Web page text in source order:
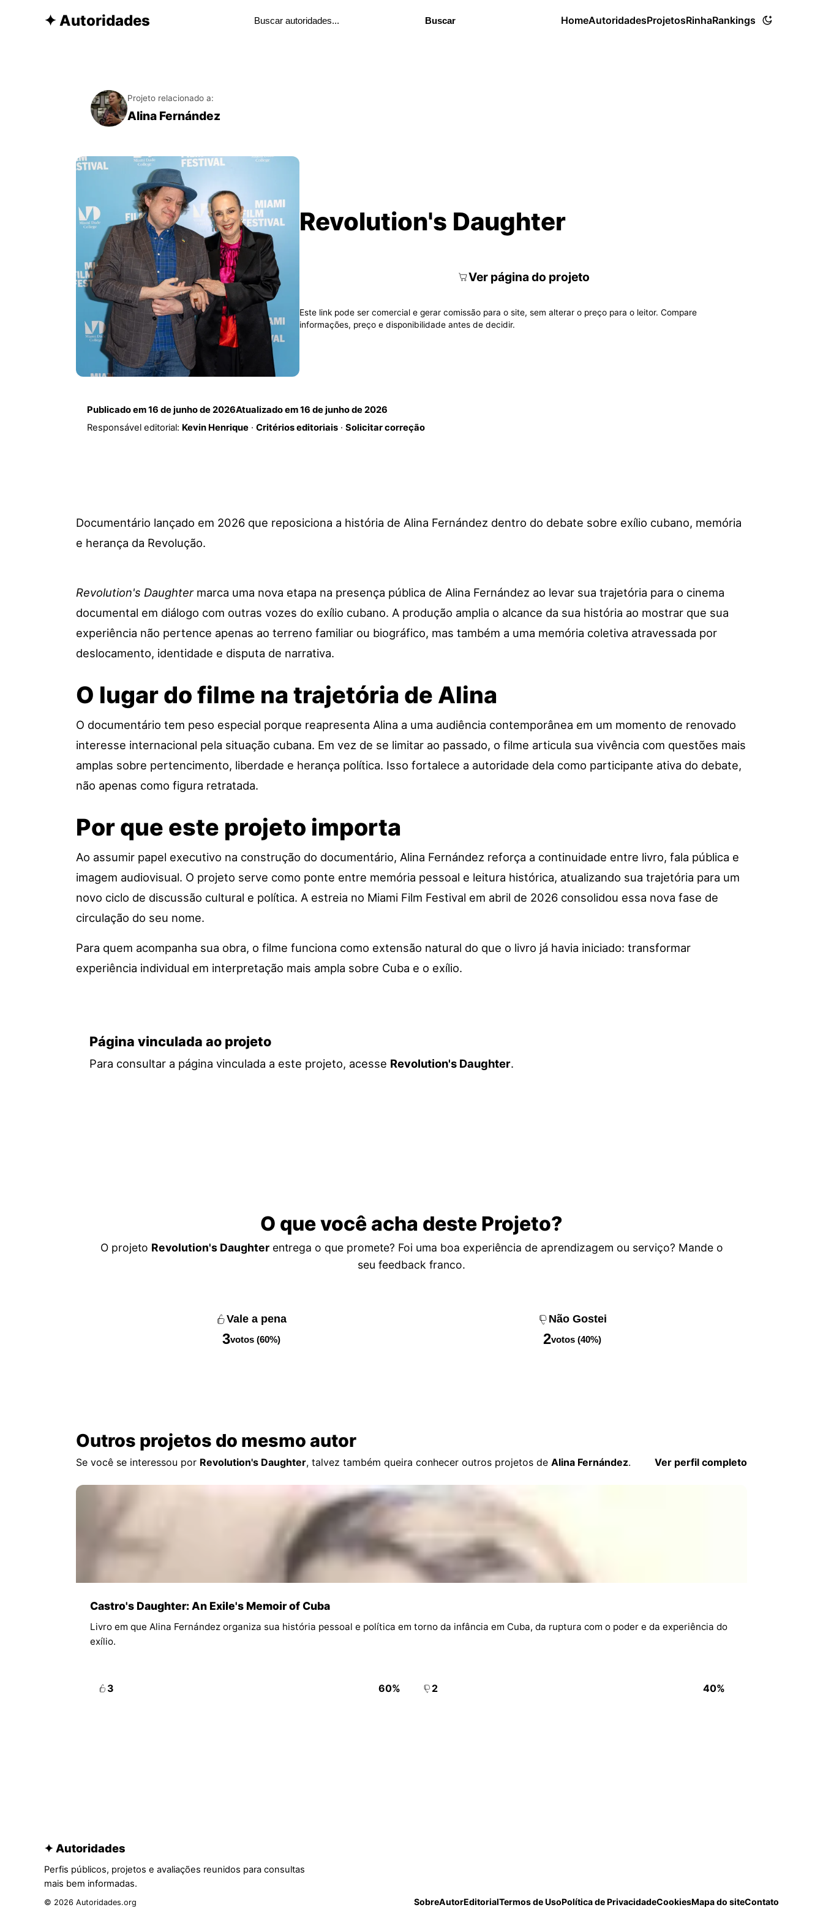
✦ Autoridades Buscar HomeAutoridadesProjetosRinhaRankings
Projeto relacionado a:
Alina Fernández
Revolution's Daughter
Ver página do projeto
Este link pode ser comercial e gerar comissão para o site, sem alterar o preço para o leitor. Compare
informações, preço e disponibilidade antes de decidir.
Publicado em16 de junho de 2026Atualizado em16 de junho de 2026
Responsável editorial: Kevin Henrique· Critérios editoriais· Solicitar correção
Documentário lançado em 2026 que reposiciona a história de Alina Fernández dentro do debate sobre exílio cubano, memória
e herança da Revolução.
Revolution's Daughtermarca uma nova etapa na presença pública de Alina Fernández ao levar sua trajetória para o cinema
documental em diálogo com outras vozes do exílio cubano. A produção amplia o alcance da sua história ao mostrar que sua
experiência não pertence apenas ao terreno familiar ou biográfico, mas também a uma memória coletiva atravessada por
deslocamento, identidade e disputa de narrativa.
O lugar do filme na trajetória de Alina
O documentário tem peso especial porque reapresenta Alina a uma audiência contemporânea em um momento de renovado
interesse internacional pela situação cubana. Em vez de se limitar ao passado, o filme articula sua vivência com questões mais
amplas sobre pertencimento, liberdade e herança política. Isso fortalece a autoridade dela como participante ativa do debate,
não apenas como figura retratada.
Por que este projeto importa
Ao assumir papel executivo na construção do documentário, Alina Fernández reforça a continuidade entre livro, fala pública e
imagem audiovisual. O projeto serve como ponte entre memória pessoal e leitura histórica, atualizando sua trajetória para um
novo ciclo de discussão cultural e política. A estreia no Miami Film Festival em abril de 2026 consolidou essa nova fase de
circulação do seu nome.
Para quem acompanha sua obra, o filme funciona como extensão natural do que o livro já havia iniciado: transformar
experiência individual em interpretação mais ampla sobre Cuba e o exílio.
Página vinculada ao projeto
Para consultar a página vinculada a este projeto, acesse Revolution's Daughter.
O que você acha deste Projeto?
O projeto Revolution's Daughterentrega o que promete? Foi uma boa experiência de aprendizagem ou serviço? Mande o
seu feedback franco.
Vale a pena
3votos (60%)
Não Gostei
2votos (40%)
Outros projetos do mesmo autor
Se você se interessou por Revolution's Daughter, talvez também queira conhecer outros projetos de Alina Fernández. Ver perfil completo
Castro's Daughter: An Exile's Memoir of Cuba
Livro em que Alina Fernández organiza sua história pessoal e política em torno da infância em Cuba, da ruptura com o poder e da experiência do
exílio.
3 60% 2 40%
✦ Autoridades
Perfis públicos, projetos e avaliações reunidos para consultas
mais bem informadas.
© 2026 Autoridades.org SobreAutorEditorialTermos de UsoPolítica de PrivacidadeCookiesMapa do siteContato